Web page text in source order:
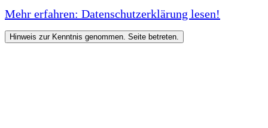
Mehr erfahren: Datenschutzerklärung lesen!
Hinweis zur Kenntnis genommen. Seite betreten.